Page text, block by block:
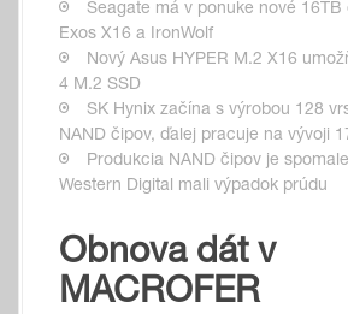
Seagate má v ponuke nové 16TB
Exos X16 a IronWolf
Nový Asus HYPER M.2 X16
4 M.2 SSD
SK Hynix začína s výrobou 128
NAND čipov, ďalej pracuje na vývoji
Produkcia NAND čipov je
Western Digital mali výpadok prúdu
Obnova dát v
MACROFER